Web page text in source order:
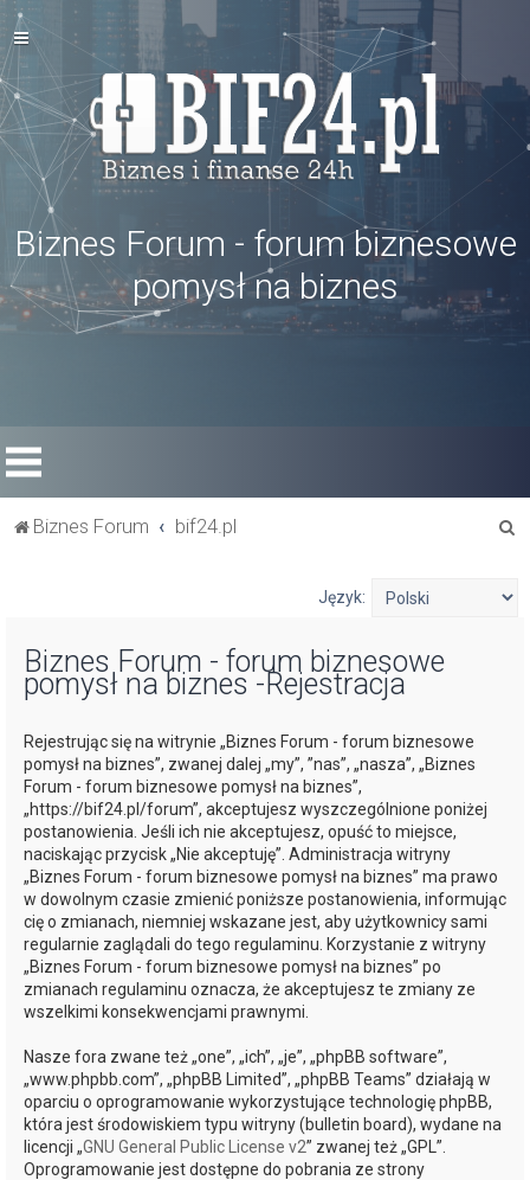
Biznes Forum - forum biznesowe
pomysł na biznes
Biznes Forum bif24.pl
Język:
Biznes Forum - forum biznesowe
pomysł na biznes -Rejestracja
Rejestrując się na witrynie „Biznes Forum - forum biznesowe
pomysł na biznes”, zwanej dalej „my”, ”nas”, „nasza”, „Biznes
Forum - forum biznesowe pomysł na biznes”,
„https://bif24.pl/forum”, akceptujesz wyszczególnione poniżej
postanowienia. Jeśli ich nie akceptujesz, opuść to miejsce,
naciskając przycisk „Nie akceptuję”. Administracja witryny
„Biznes Forum - forum biznesowe pomysł na biznes” ma prawo
w dowolnym czasie zmienić poniższe postanowienia, informując
cię o zmianach, niemniej wskazane jest, aby użytkownicy sami
regularnie zaglądali do tego regulaminu. Korzystanie z witryny
„Biznes Forum - forum biznesowe pomysł na biznes” po
zmianach regulaminu oznacza, że akceptujesz te zmiany ze
wszelkimi konsekwencjami prawnymi.
Nasze fora zwane też „one”, „ich”, „je”, „phpBB software”,
„www.phpbb.com”, „phpBB Limited”, „phpBB Teams” działają w
oparciu o oprogramowanie wykorzystujące technologię phpBB,
która jest środowiskiem typu witryny (bulletin board), wydane na
licencji „GNU General Public License v2” zwanej też „GPL”.
Oprogramowanie jest dostępne do pobrania ze strony